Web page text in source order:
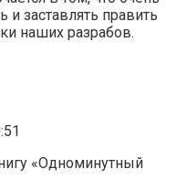
и заставлять править
наших разрабов.
«Одноминутный